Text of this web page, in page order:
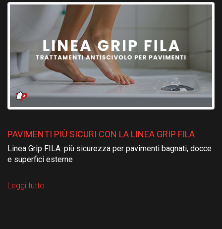
PAVIMENTI PIÙ SICURI CON LA LINEA GRIP FILA
Linea Grip FILA: più sicurezza per pavimenti bagnati, docce
e superfici esterne
Leggi tutto